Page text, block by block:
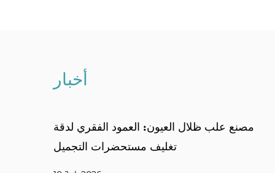
أخبار
علبة البودرة المضغوطة: مصدر عبوات
المكياج الواقية